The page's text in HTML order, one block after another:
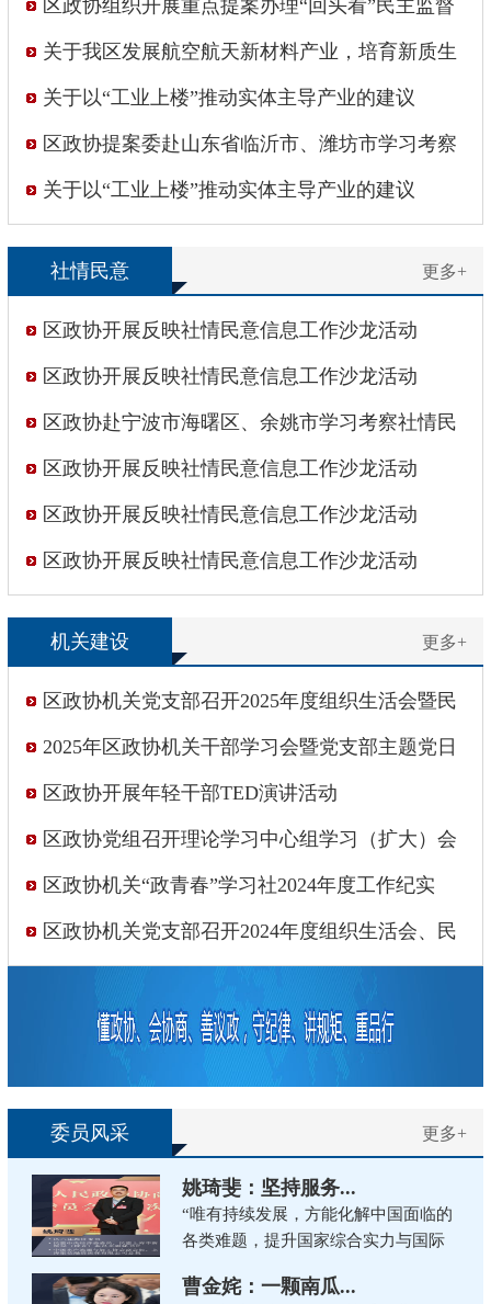
专题培训会
区政协组织开展重点提案办理“回头看”民主监督
活动关于我区发展航空航天新材料产业，培育新质生
产力的建议
关于以“工业上楼”推动实体主导产业的建议
区政协提案委赴山东省临沂市、潍坊市学习考察
关于以“工业上楼”推动实体主导产业的建议
更多+
社情民意
区政协开展反映社情民意信息工作沙龙活动
区政协开展反映社情民意信息工作沙龙活动
区政协赴宁波市海曙区、余姚市学习考察社情民
意信息工作
区政协开展反映社情民意信息工作沙龙活动
区政协开展反映社情民意信息工作沙龙活动
区政协开展反映社情民意信息工作沙龙活动
更多+
机关建设
区政协机关党支部召开2025年度组织生活会暨民
主评议党员会议
2025年区政协机关干部学习会暨党支部主题党日
活动区政协开展年轻干部TED演讲活动
区政协党组召开理论学习中心组学习（扩大）会
区政协机关“政青春”学习社2024年度工作纪实
区政协机关党支部召开2024年度组织生活会、民
更多+
委员风采
姚琦斐：坚持服务...
“唯有持续发展，方能化解中国面临的
各类难题，提升国家综合实力与国际
琦斐在委员荐书活动中，向全体委员
曹金姹：一颗南瓜...